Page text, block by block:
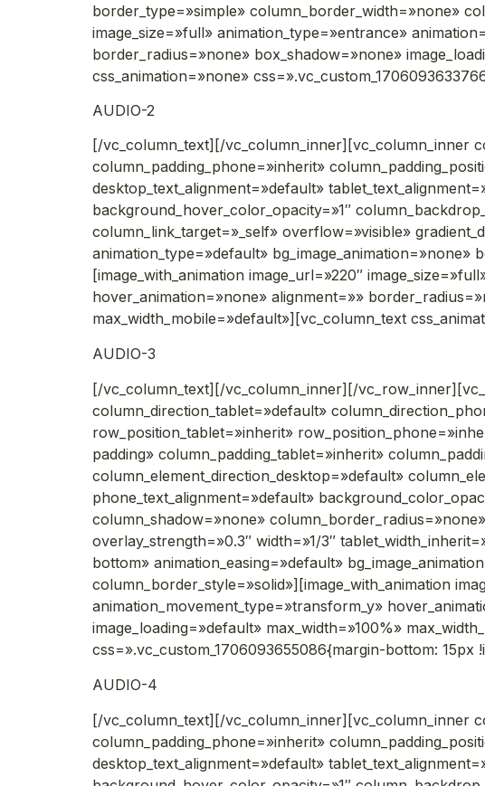
border_type=»simple» column_border_width=»none»
image_size=»full» animation_type=»entrance»
border_radius=»none» box_shadow=»none»
css_animation=»none»
AUDIO-2
[/vc_column_text][/vc_column_inner][vc_column_inner
column_padding_phone=»inherit»
desktop_text_alignment=»default»
background_hover_color_opacity=»1″
column_link_target=»_self» overflow=»visible»
animation_type=»default»
[image_with_animation image_url=»220″
hover_animation=»none» alignment=»»
max_width_mobile=»default»][vc_column_text
AUDIO-3
[/vc_column_text][/vc_column_inner][/
column_direction_tablet=»default»
row_position_tablet=»inherit»
padding» column_padding_tablet=»inherit»
column_element_direction_desktop=»default»
phone_text_alignment=»default»
column_shadow=»none»
overlay_strength=»0.3″ width=»1/3″
bottom» animation_easing=»default»
column_border_style=»solid»][image_with_animation
animation_movement_type=»transform_y»
image_loading=»default» max_width=»100%»
css=».vc_custom_1706093655086{margin-bottom: 15px
AUDIO-4
[/vc_column_text][/vc_column_inner][vc_column_inner
column_padding_phone=»inherit»
desktop_text_alignment=»default»